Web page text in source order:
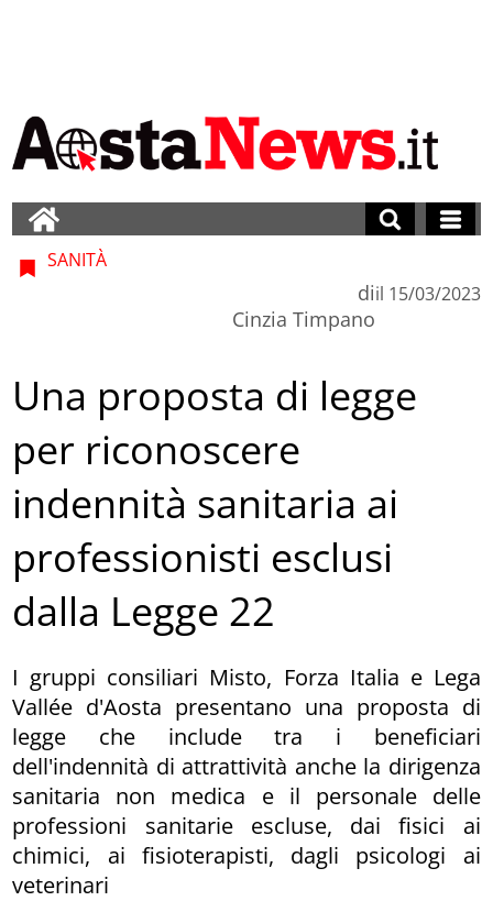
SANITÀ
di
Cinzia Timpano
il 15/03/2023
Una proposta di legge
per riconoscere
indennità sanitaria ai
professionisti esclusi
dalla Legge 22
I gruppi consiliari Misto, Forza Italia e Lega
Vallée d'Aosta presentano una proposta di
legge che include tra i beneficiari
dell'indennità di attrattività anche la dirigenza
sanitaria non medica e il personale delle
professioni sanitarie escluse, dai fisici ai
chimici, ai fisioterapisti, dagli psicologi ai
veterinari